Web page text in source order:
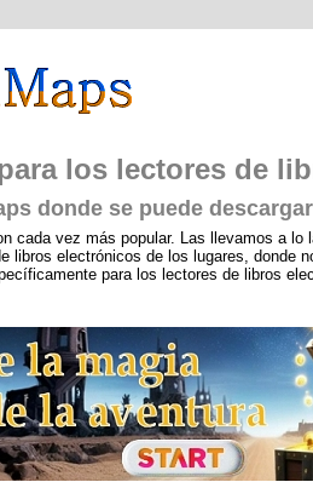
los lectores de
donde se puede
cada vez más popular. Las llevamos a
libros electrónicos de los lugares, donde
para los lectores de libros